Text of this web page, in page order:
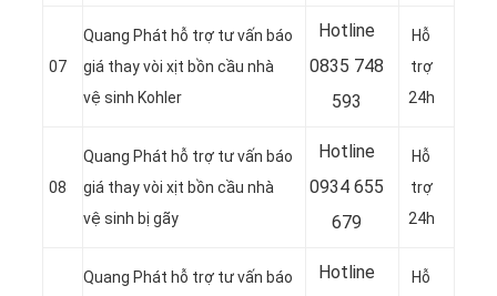
07
Quang Phát hỗ trợ tư vấn báo
giá thay vòi xịt bồn cầu nhà
vệ sinh Kohler
Hotline
0835 748
593
Hỗ
trợ
24h
08
Quang Phát hỗ trợ tư vấn báo
giá thay vòi xịt bồn cầu nhà
vệ sinh bị gãy
Hotline
0934 655
679
Hỗ
trợ
24h
Quang Phát hỗ trợ tư vấn báo
Hotline
Hỗ